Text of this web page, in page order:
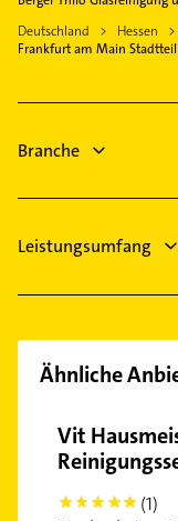
Niederrad
Niederursel
Rödelheim
Sossenheim
Langen (Hessen)
Gasinstallateur
Zahnarzt
Maler
Hausarzt
Allgemeinarzt
Deutschland
Hessen
Frankfurt am Main
Branche
Leistungsumfang
Ähnliche
Vit
5
(1)